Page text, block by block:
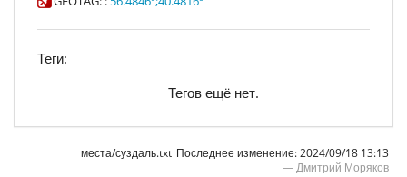
Теги:
Тегов ещё нет.
места/суздаль.txt Последнее изменение:2024/09/18 13:13
—Дмитрий Моряков